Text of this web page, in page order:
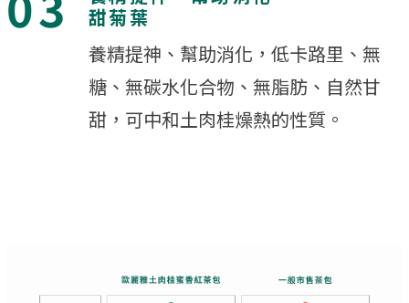
甜菊葉
養精提神、幫助消化，低卡路里、無
糖、無碳水化合物、無脂肪、自然甘
甜，可中和土肉桂燥熱的性質。